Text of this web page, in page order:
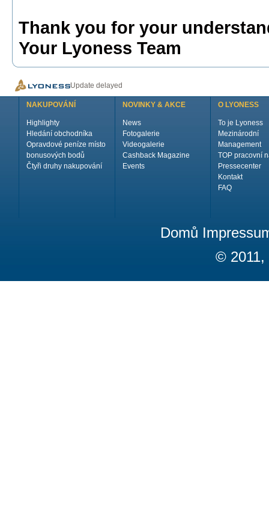
Thank you for your
Your Lyoness Team
Update delayed
NAKUPOVÁNÍ
Highlighty
Hledání obchodníka
Opravdové peníze místo
bonusových bodů
Čtyři druhy nakupování
NOVINKY & AKCE
News
Fotogalerie
Videogalerie
Cashback Magazine
Events
O LYONESS
To je Lyoness
Mezinárodní
Management
TOP pracovní
Pressecenter
Kontakt
FAQ
Domů
© 2011,